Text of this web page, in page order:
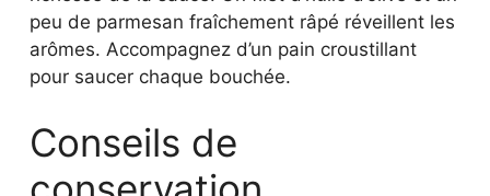
Conseils de
conservation
Laissez refroidir complètement le Riz aux
Boulettes de Viande avant de le stocker pour
éviter la condensation. Conservez dans un